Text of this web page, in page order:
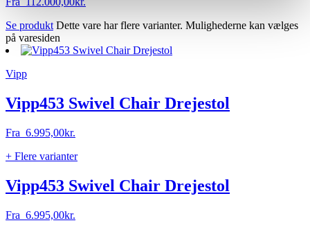
Se produkt Dette vare har flere varianter. Mulighederne kan vælges
på varesiden
Vipp
Vipp453 Swivel Chair Drejestol
Fra 6.995,00kr.
+ Flere varianter
Vipp453 Swivel Chair Drejestol
Fra 6.995,00kr.